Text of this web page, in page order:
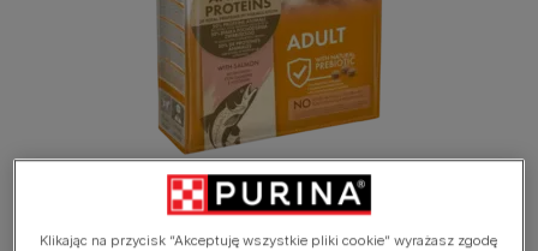
Klikając na przycisk “Akceptuję wszystkie pliki cookie” wyrażasz zgodę